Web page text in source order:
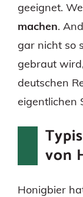
geeignet.
machen.
gar nicht so
gebraut
deutschen
eigentlichen
von
Honigbier